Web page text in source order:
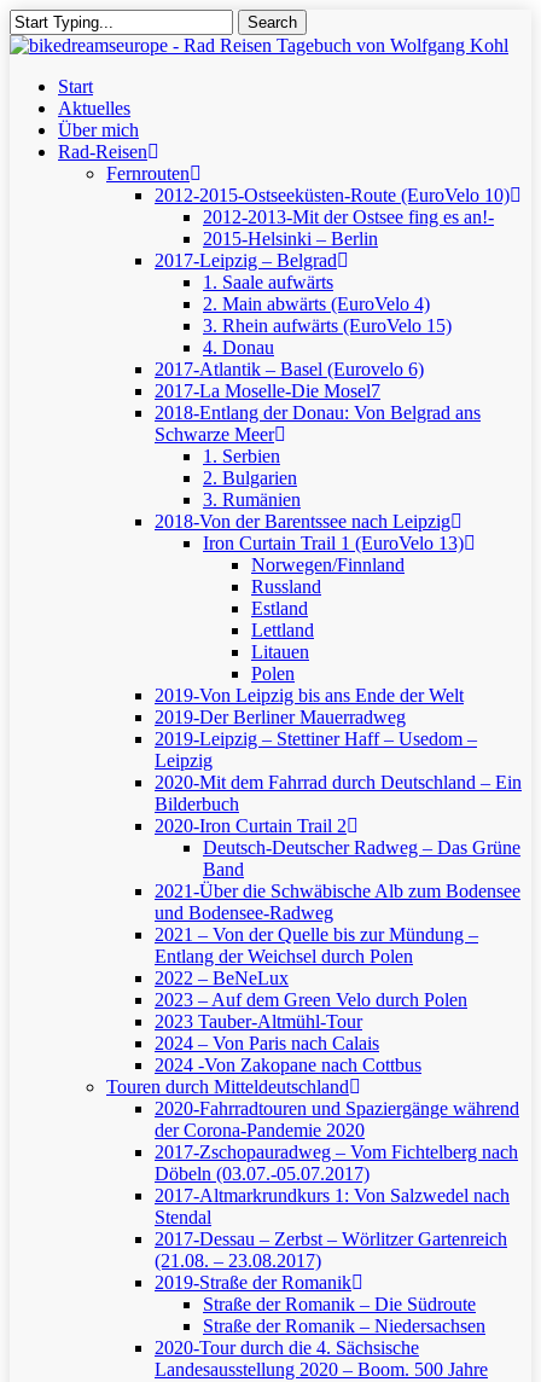
Skip
to
content
Search
Close
Menu
Start
Aktuelles
Über mich
Rad-Reisen
Fernrouten
2012-2015-Ostseeküsten-Route (EuroVelo 10)
2012-2013-Mit der Ostsee fing es an!-
2015-Helsinki – Berlin
2017-Leipzig – Belgrad
1. Saale aufwärts
2. Main abwärts (EuroVelo 4)
3. Rhein aufwärts (EuroVelo 15)
4. Donau
2017-Atlantik – Basel (Eurovelo 6)
2017-La Moselle-Die Mosel7
2018-Entlang der Donau: Von Belgrad ans
Schwarze Meer
1. Serbien
2. Bulgarien
3. Rumänien
2018-Von der Barentssee nach Leipzig
Iron Curtain Trail 1 (EuroVelo 13)
Norwegen/Finnland
Russland
Estland
Lettland
Litauen
Polen
2019-Von Leipzig bis ans Ende der Welt
2019-Der Berliner Mauerradweg
2019-Leipzig – Stettiner Haff – Usedom –
Leipzig
2020-Mit dem Fahrrad durch Deutschland – Ein
Bilderbuch
2020-Iron Curtain Trail 2
Deutsch-Deutscher Radweg – Das Grüne
Band
2021-Über die Schwäbische Alb zum Bodensee
und Bodensee-Radweg
2021 – Von der Quelle bis zur Mündung –
Entlang der Weichsel durch Polen
2022 – BeNeLux
2023 – Auf dem Green Velo durch Polen
2023 Tauber-Altmühl-Tour
2024 – Von Paris nach Calais
2024 -Von Zakopane nach Cottbus
Touren durch Mitteldeutschland
2020-Fahrradtouren und Spaziergänge während
der Corona-Pandemie 2020
2017-Zschopauradweg – Vom Fichtelberg nach
Döbeln (03.07.-05.07.2017)
2017-Altmarkrundkurs 1: Von Salzwedel nach
Stendal
2017-Dessau – Zerbst – Wörlitzer Gartenreich
(21.08. – 23.08.2017)
2019-Straße der Romanik
Straße der Romanik – Die Südroute
Straße der Romanik – Niedersachsen
2020-Tour durch die 4. Sächsische
Landesausstellung 2020 – Boom. 500 Jahre